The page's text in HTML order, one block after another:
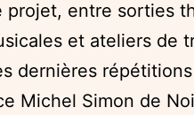
projet, entre sorties
et ateliers de
dernières
Michel Simon de